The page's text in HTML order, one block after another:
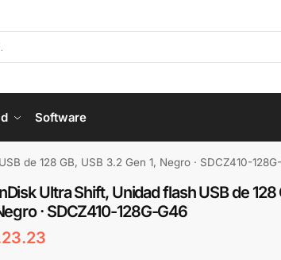
Software
de 128 GB, USB 3.2 Gen 1, Negro · SDCZ410-
Ultra Shift, Unidad flash USB de 128
· SDCZ410-128G-G46
23.23